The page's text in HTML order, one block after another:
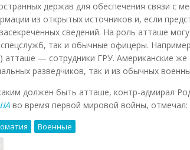
держав для обеспечения связи с
из открытых источников и, если
сведений. На роль атташе
спецслужб, так и обычные офицеры.
атташе — сотрудники ГРУ. Американские
разведчиков, так и из обычных
должен быть атташе, контр-адмирал
во время первой мировой войны, отмечал:
Военные